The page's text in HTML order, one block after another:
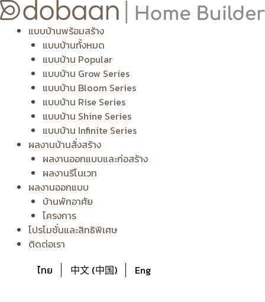
Skip
to
contentแบบบ้านพร้อมสร้าง
แบบบ้านทั้งหมด
แบบบ้าน Popular
แบบบ้าน Grow Series
แบบบ้าน Bloom Series
แบบบ้าน Rise Series
แบบบ้าน Shine Series
แบบบ้าน Infinite Series
ผลงานบ้านสั่งสร้าง
ผลงานออกแบบและก่อสร้าง
ผลงานรีโนเวท
ผลงานออกแบบ
บ้านพักอาศัย
โครงการ
โปรโมชั่นและสิทธิพิเศษ
ติดต่อเรา
ไทย
中文 (中国) Eng